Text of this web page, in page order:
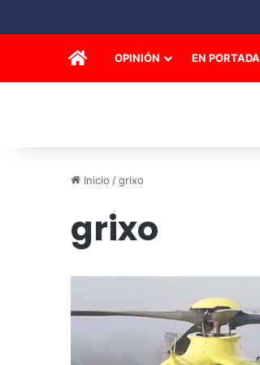
INICIOOPINIÓN EN PORTADA
Inicio /grixo
grixo